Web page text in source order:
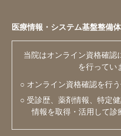
医療情報・システム基盤整備
当院はオンライン資格確
を行ってい
○ オンライン資格確認を行
○ 受診歴、薬剤情報、特定
情報を取得・活用して診